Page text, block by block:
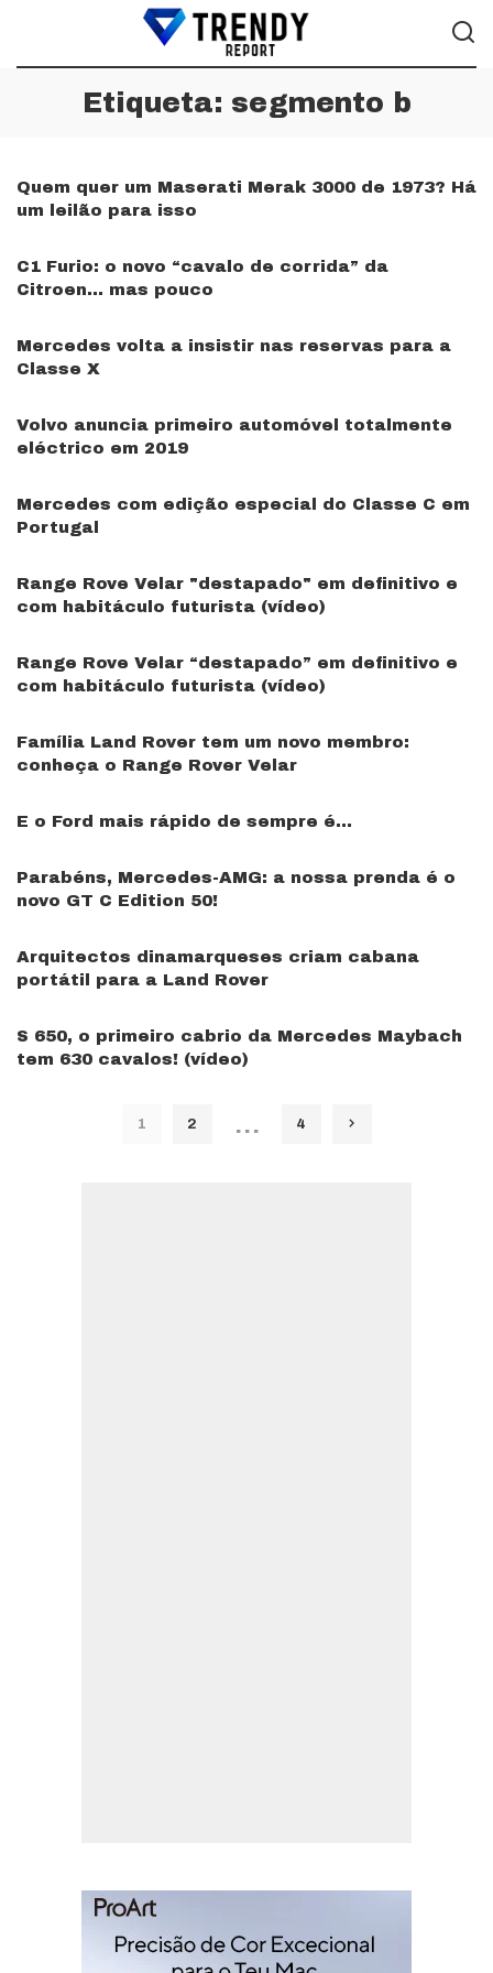
Etiqueta: segmento b
Quem quer um Maserati Merak 3000 de 1973? Há
um leilão para isso
C1 Furio: o novo “cavalo de corrida” da
Citroen… mas pouco
Mercedes volta a insistir nas reservas para a
Classe X
Volvo anuncia primeiro automóvel totalmente
eléctrico em 2019
Mercedes com edição especial do Classe C em
Portugal
Range Rove Velar "destapado" em definitivo e
com habitáculo futurista (vídeo)
Range Rove Velar “destapado” em definitivo e
com habitáculo futurista (vídeo)
Família Land Rover tem um novo membro:
conheça o Range Rover Velar
E o Ford mais rápido de sempre é…
Parabéns, Mercedes-AMG: a nossa prenda é o
novo GT C Edition 50!
Arquitectos dinamarqueses criam cabana
portátil para a Land Rover
S 650, o primeiro cabrio da Mercedes Maybach
tem 630 cavalos! (vídeo)
1 2 … 4